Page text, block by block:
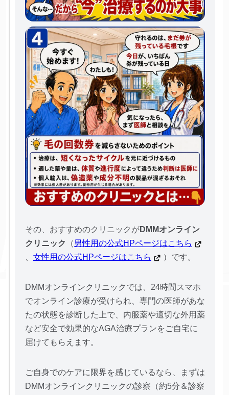
その、おすすめのクリニックがDMMオンライン
クリニック
（男性用の公式HPページはこちら
、 女性用の公式HPページはこちら ）です。
DMMオンラインクリニックでは、24時間スマホ
でオンライン診療が受けられ、専門の医師があな
たの状態を診断した上で、内服薬や適切な外用薬
など安全で効果的なAGA治療プランをご自宅に
届けてもらえます。
ご自身でのケアに限界を感じているなら、まずは
DMMオンラインクリニックの診察（約5分＆診察